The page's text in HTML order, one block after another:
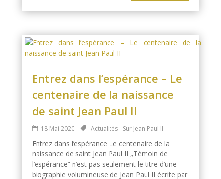
Entrez dans l’espérance – Le
centenaire de la naissance
de saint Jean Paul II
18 Mai 2020 Actualités - Sur Jean-Paul II
Entrez dans l’espérance Le centenaire de la
naissance de saint Jean Paul II „Témoin de
l’espérance” n’est pas seulement le titre d’une
biographie volumineuse de Jean Paul II écrite par